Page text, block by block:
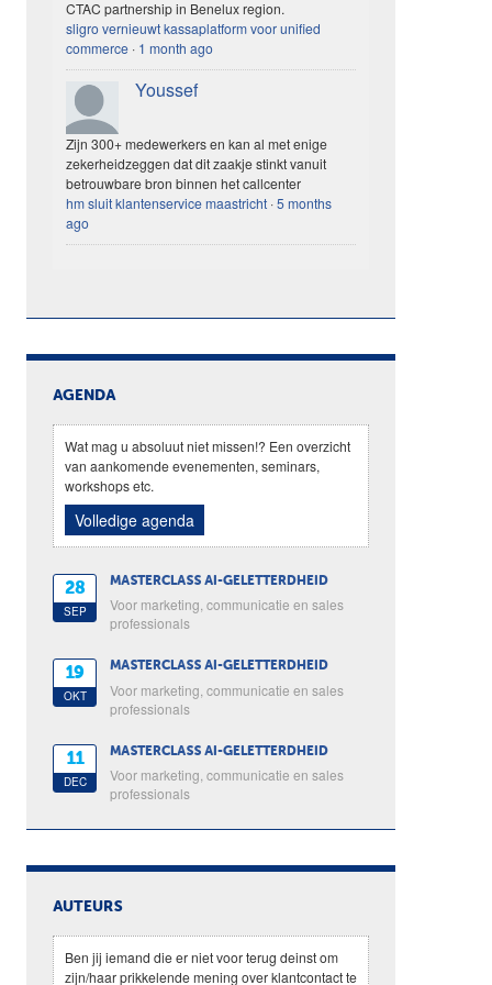
CTAC partnership in Benelux region.
sligro vernieuwt kassaplatform voor unified
commerce · 1 month ago
Youssef
Zijn 300+ medewerkers en kan al met enige
zekerheidzeggen dat dit zaakje stinkt vanuit
betrouwbare bron binnen het callcenter
hm sluit klantenservice maastricht ·5 months
ago
AGENDA
Wat mag u absoluut niet missen!? Een overzicht
van aankomende evenementen, seminars,
workshops etc.
Volledige agenda
28
SEP
MASTERCLASS AI-GELETTERDHEID
Voor marketing, communicatie en sales
professionals
19
OKT
MASTERCLASS AI-GELETTERDHEID
Voor marketing, communicatie en sales
professionals
11
DEC
MASTERCLASS AI-GELETTERDHEID
Voor marketing, communicatie en sales
professionals
AUTEURS
Ben jij iemand die er niet voor terug deinst om
zijn/haar prikkelende mening over klantcontact te